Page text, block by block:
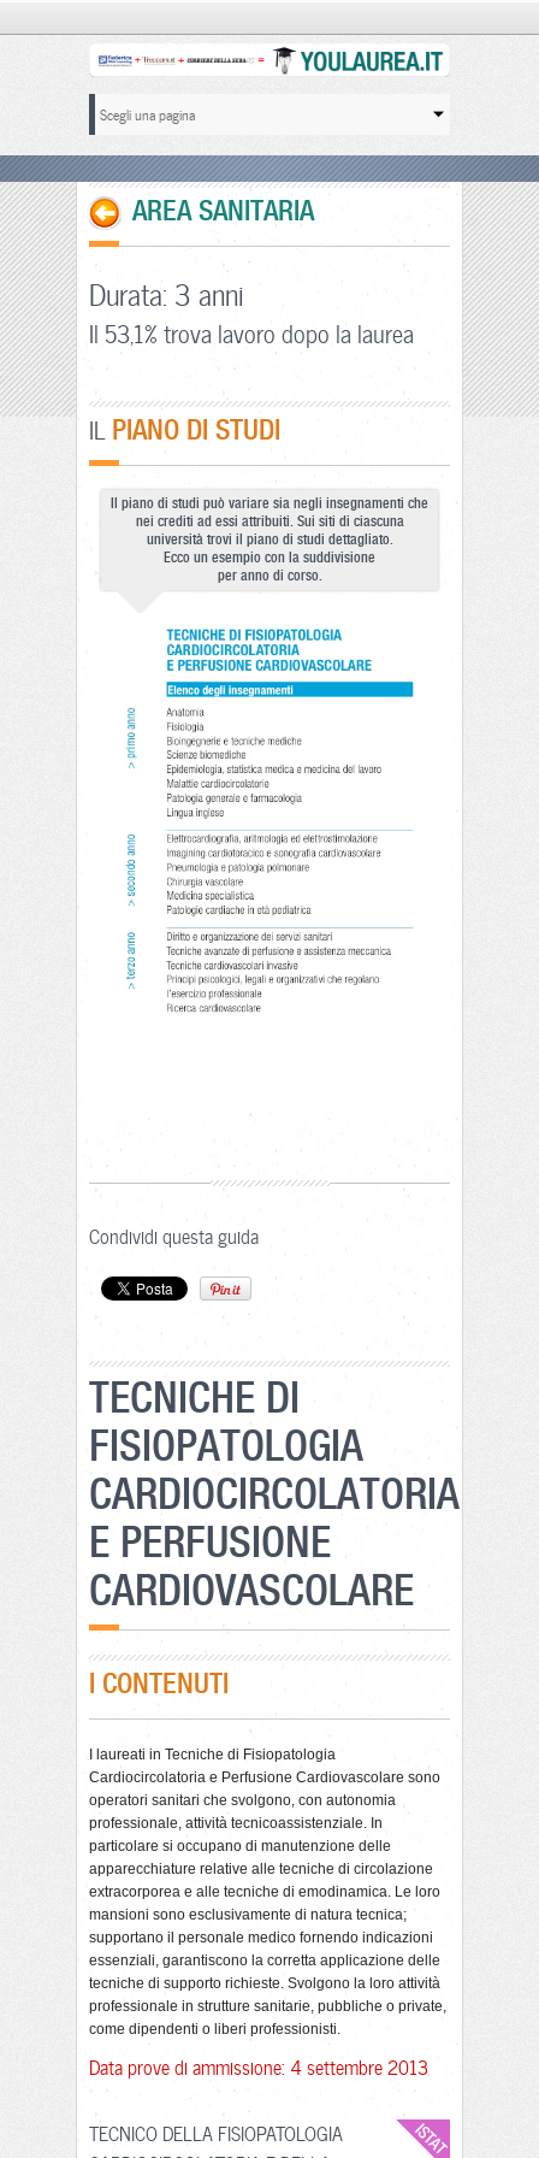
AREA SANITARIA
Durata: 3 anni
Il 53,1% trova lavoro dopo la laurea
IL PIANO DI STUDI
Il piano di studi può variare sia negli insegnamenti che
nei crediti ad essi attribuiti. Sui siti di ciascuna
università trovi il piano di studi dettagliato.
Ecco un esempio con la suddivisione
per anno di corso.
Condividi questa guida
TECNICHE DI
FISIOPATOLOGIA
CARDIOCIRCOLATORIA
E PERFUSIONE
CARDIOVASCOLARE
I CONTENUTI
I laureati in Tecniche di Fisiopatologia
Cardiocircolatoria e Perfusione Cardiovascolare sono
operatori sanitari che svolgono, con autonomia
professionale, attività tecnicoassistenziale. In
particolare si occupano di manutenzione delle
apparecchiature relative alle tecniche di circolazione
extracorporea e alle tecniche di emodinamica. Le loro
mansioni sono esclusivamente di natura tecnica;
supportano il personale medico fornendo indicazioni
essenziali, garantiscono la corretta applicazione delle
tecniche di supporto richieste. Svolgono la loro attività
professionale in strutture sanitarie, pubbliche o private,
come dipendenti o liberi professionisti.
Data prove di ammissione: 4 settembre 2013
TECNICO DELLA FISIOPATOLOGIA